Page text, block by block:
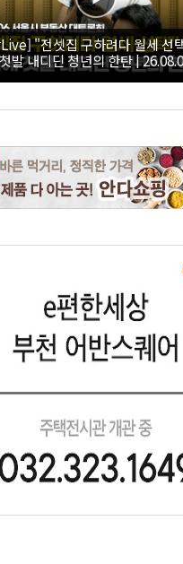
"전셋집 구하려다 월세 선
발 내디딘 청년의 한탄 |
산 대토론회